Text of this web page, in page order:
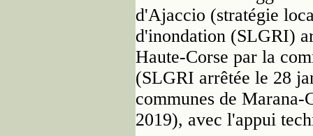
d'Ajaccio (stratégie
d'inondation (SLGRI)
Haute-Corse par la
(SLGRI arrêtée le 28
communes de
2019), avec l'appui